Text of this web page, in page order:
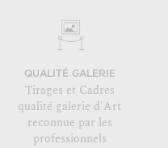
QUALITÉ GALERIE
Tirages et Cadres
qualité galerie d'Art
reconnue par les
professionnels